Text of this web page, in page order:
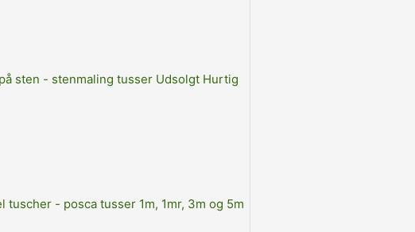
Udsolgt Hurtig